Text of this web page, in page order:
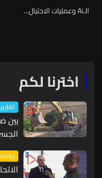
الـAi وعمليات الاحتيال...
اخترنا لكم
بين
جديد
رياضة